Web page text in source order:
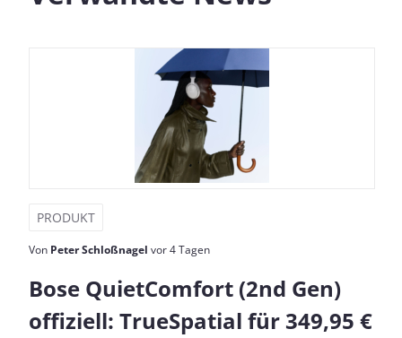
PRODUKT
Von Peter Schloßnagel vor 4 Tagen
Bose QuietComfort (2nd Gen)
offiziell: TrueSpatial für 349,95 €